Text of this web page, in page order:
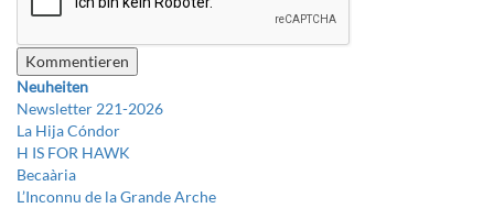
Neuheiten
Newsletter 221-2026
La Hija Cóndor
H IS FOR HAWK
Becaària
L’Inconnu de la Grande Arche